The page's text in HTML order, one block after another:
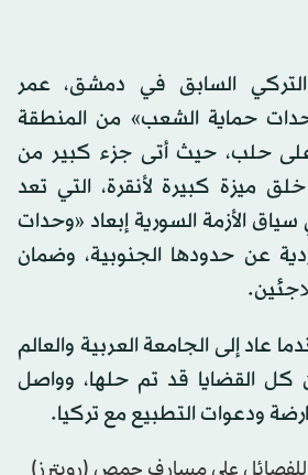
التركي السابق في دمشق، عمر
حماية الشعب» من المنطقة
حلب، حيث أتى جزء كبير من
خلق ميزة كبيرة لأنقرة، التي تعد
الأزمة السورية إبعاد «وحدات
عن حدودها الجنوبية، وضمان
عاد إلى الجامعة العربية والعالم
كل القضايا قد تم حلها، وواصل
ودعوات التطبيع مع تركيا.